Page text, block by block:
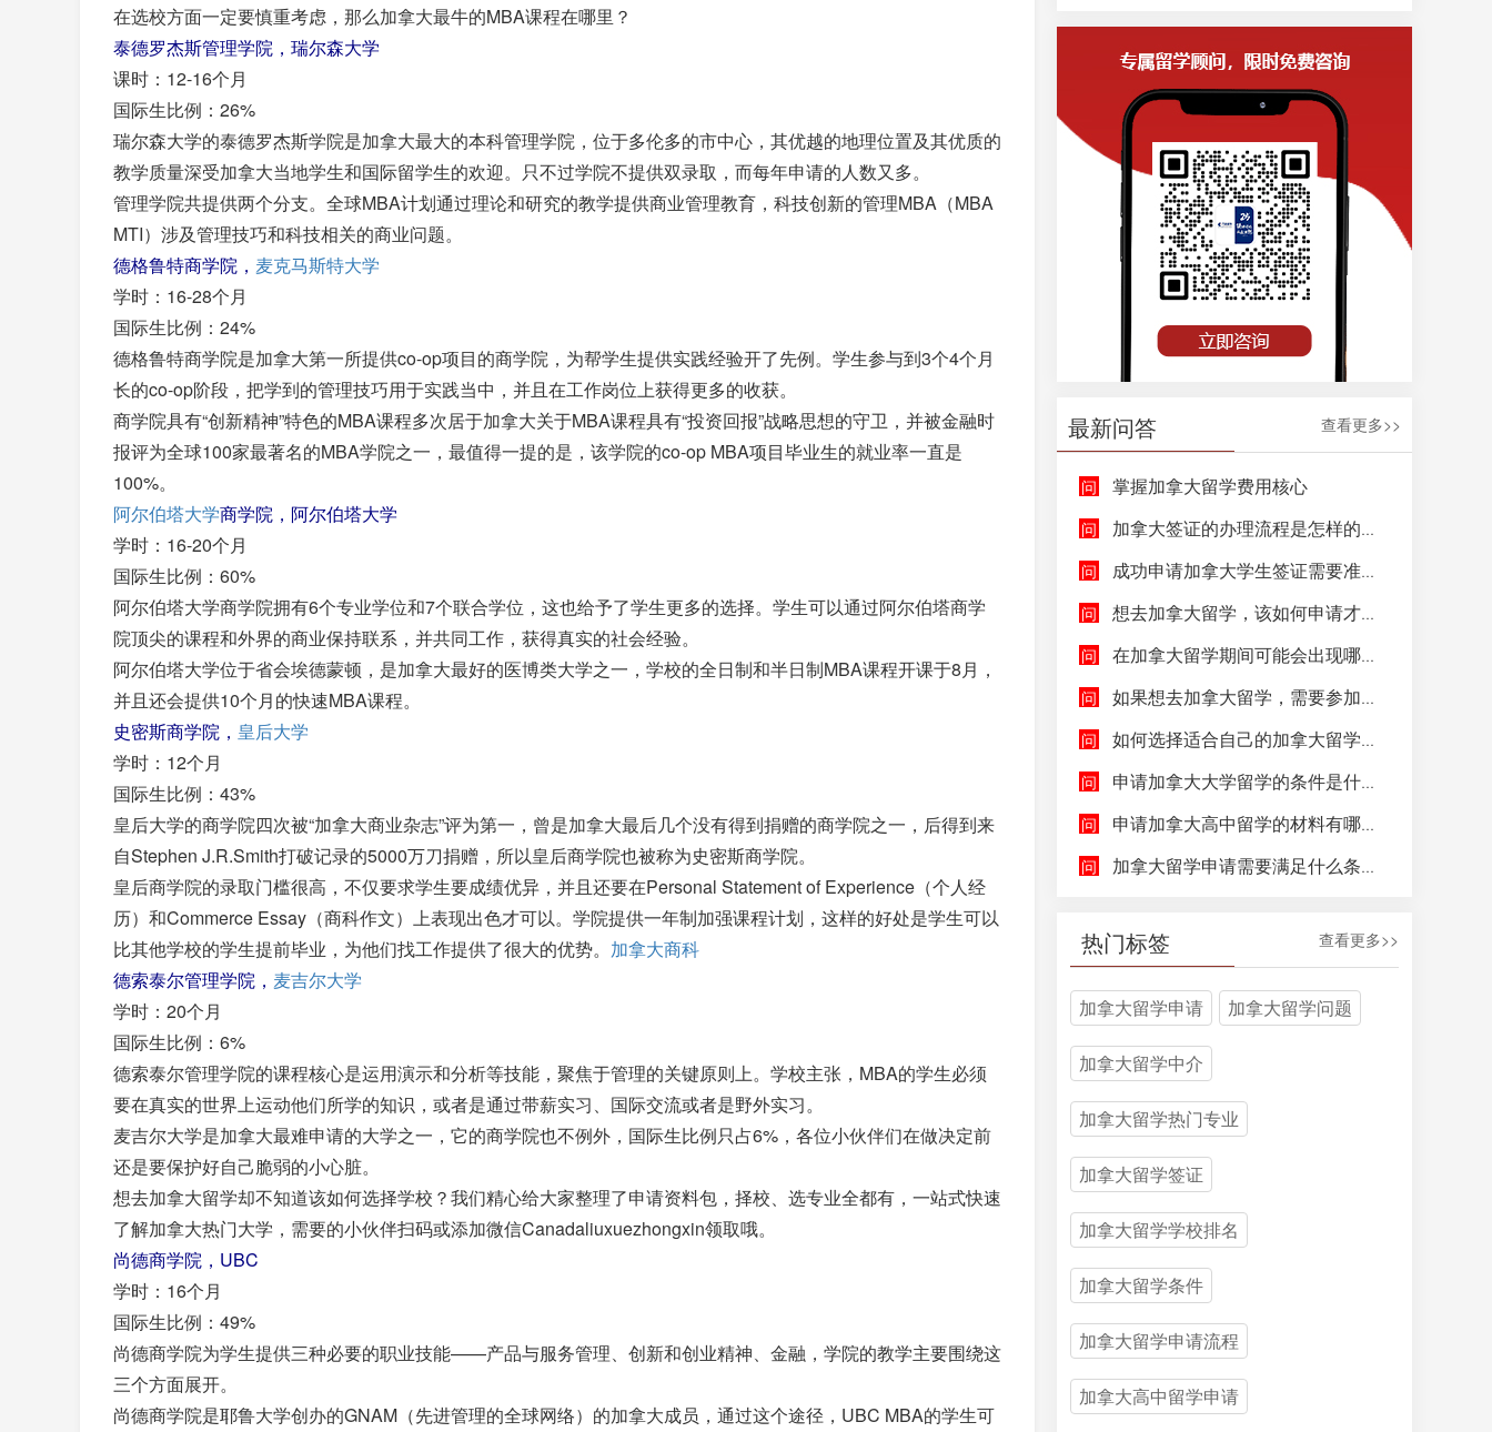
在选校方面一定要慎重考虑，那么加拿大最牛的MBA课程在哪里？
泰德罗杰斯管理学院，瑞尔森大学
课时：12-16个月
国际生比例：26%
瑞尔森大学的泰德罗杰斯学院是加拿大最大的本科管理学院，位于多伦多的市中心，其优越的地理位置及其优质的
教学质量深受加拿大当地学生和国际留学生的欢迎。只不过学院不提供双录取，而每年申请的人数又多。
管理学院共提供两个分支。全球MBA计划通过理论和研究的教学提供商业管理教育，科技创新的管理MBA（MBA
MTI）涉及管理技巧和科技相关的商业问题。
德格鲁特商学院， 麦克马斯特大学
学时：16-28个月
国际生比例：24%
德格鲁特商学院是加拿大第一所提供co-op项目的商学院，为帮学生提供实践经验开了先例。学生参与到3个4个月
长的co-op阶段，把学到的管理技巧用于实践当中，并且在工作岗位上获得更多的收获。
商学院具有“创新精神”特色的MBA课程多次居于加拿大关于MBA课程具有“投资回报”战略思想的守卫，并被金融时
报评为全球100家最著名的MBA学院之一，最值得一提的是，该学院的co-op MBA项目毕业生的就业率一直是
100%。
阿尔伯塔大学商学院，阿尔伯塔大学
学时：16-20个月
国际生比例：60%
阿尔伯塔大学商学院拥有6个专业学位和7个联合学位，这也给予了学生更多的选择。学生可以通过阿尔伯塔商学
院顶尖的课程和外界的商业保持联系，并共同工作，获得真实的社会经验。
阿尔伯塔大学位于省会埃德蒙顿，是加拿大最好的医博类大学之一，学校的全日制和半日制MBA课程开课于8月，
并且还会提供10个月的快速MBA课程。
史密斯商学院， 皇后大学
学时：12个月
国际生比例：43%
皇后大学的商学院四次被“加拿大商业杂志”评为第一，曾是加拿大最后几个没有得到捐赠的商学院之一，后得到来
自Stephen J.R.Smith打破记录的5000万刀捐赠，所以皇后商学院也被称为史密斯商学院。
皇后商学院的录取门槛很高，不仅要求学生要成绩优异，并且还要在Personal Statement of Experience（个人经
历）和Commerce Essay（商科作文）上表现出色才可以。学院提供一年制加强课程计划，这样的好处是学生可以
比其他学校的学生提前毕业，为他们找工作提供了很大的优势。 加拿大商科
德索泰尔管理学院， 麦吉尔大学
学时：20个月
国际生比例：6%
德索泰尔管理学院的课程核心是运用演示和分析等技能，聚焦于管理的关键原则上。学校主张，MBA的学生必须
要在真实的世界上运动他们所学的知识，或者是通过带薪实习、国际交流或者是野外实习。
麦吉尔大学是加拿大最难申请的大学之一，它的商学院也不例外，国际生比例只占6%，各位小伙伴们在做决定前
还是要保护好自己脆弱的小心脏。
想去加拿大留学却不知道该如何选择学校？我们精心给大家整理了申请资料包，择校、选专业全都有，一站式快速
了解加拿大热门大学，需要的小伙伴扫码或添加微信Canadaliuxuezhongxin领取哦。
尚德商学院，UBC
学时：16个月
国际生比例：49%
尚德商学院为学生提供三种必要的职业技能——产品与服务管理、创新和创业精神、金融，学院的教学主要围绕这
三个方面展开。
尚德商学院是耶鲁大学创办的GNAM（先进管理的全球网络）的加拿大成员，通过这个途径，UBC MBA的学生可
最新问答 查看更多>>
掌握加拿大留学费用核心
加拿大签证的办理流程是怎样的呢？
成功申请加拿大学生签证需要准备哪些文件呢？
想去加拿大留学，该如何申请才能成功拿到加拿大学生签证呢？
在加拿大留学期间可能会出现哪些紧急情况，具体该如何去处理这些紧急情况呢？
如果想去加拿大留学，需要参加哪些语言考试，达到什么水平才能申请呢？
如何选择适合自己的加拿大留学院校和专业呢？
申请加拿大大学留学的条件是什么，如何申请加拿大大学留学，留学的费用及签证申请流程是什么？
申请加拿大高中留学的材料有哪些，具体都包含哪些方面呢？
加拿大留学申请需要满足什么条件呢？
热门标签 查看更多>>
加拿大留学申请 加拿大留学问题
加拿大留学中介
加拿大留学热门专业
加拿大留学签证
加拿大留学学校排名
加拿大留学条件
加拿大留学申请流程
加拿大高中留学申请